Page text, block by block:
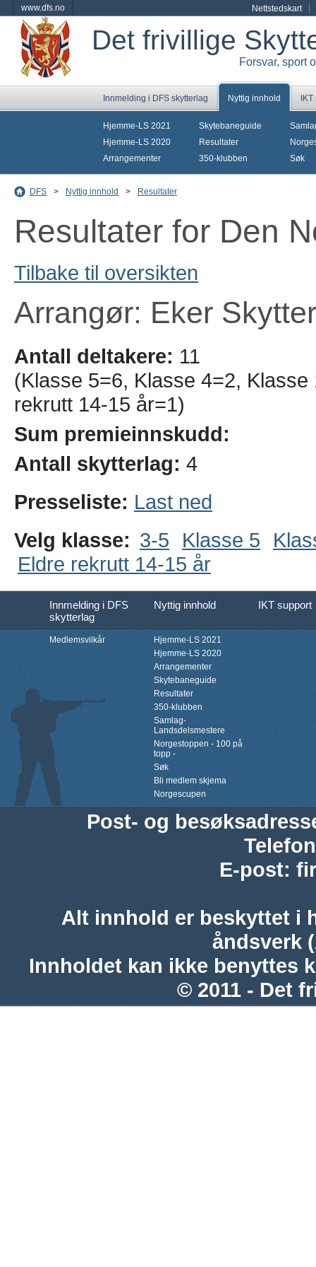
www.dfs.no Nettstedskart
Det frivillige
Forsvar, sport
Innmelding i DFS skytterlag Nyttig innhold
Hjemme-LS 2021
Hjemme-LS 2020
Arrangementer
Skytebaneguide
Resultater
350-klubben
Søk
DFS > Nyttig innhold > Resultater
Resultater for Den
Tilbake til oversikten
Arrangør: Eker
Antall deltakere: 11
(Klasse 5=6, Klasse 4=2,
rekrutt 14-15 år=1)
Sum premieinnskudd:
Antall skytterlag: 4
Presseliste: Last ned
Velg klasse: 3-5 Klasse 5
Eldre rekrutt 14-15 år
Innmelding i DFS
skytterlag
Nyttig innhold IKT support
Medlemsvilkår
Hjemme-LS 2021
Hjemme-LS 2020
Arrangementer
Skytebaneguide
Resultater
350-klubben
Samlag-
Landsdelsmestere
Norgestoppen - 100 på
topp -
Søk
Bli medlem skjema
Norgescupen
Post- og
Telefon
E-post:
Alt innhold er beskyttet i
åndsverk
Innholdet kan ikke benyttes
© 2011 - Det